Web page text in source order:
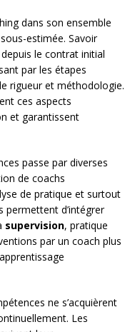
dans son ensemble
estimée. Savoir
le contrat initial
par les étapes
rigueur et méthodologie.
ces aspects
et garantissent
passe par diverses
de coachs
de pratique et surtout
permettent d’intégrer
supervision, pratique
par un coach plus
ne s’acquièrent
Les